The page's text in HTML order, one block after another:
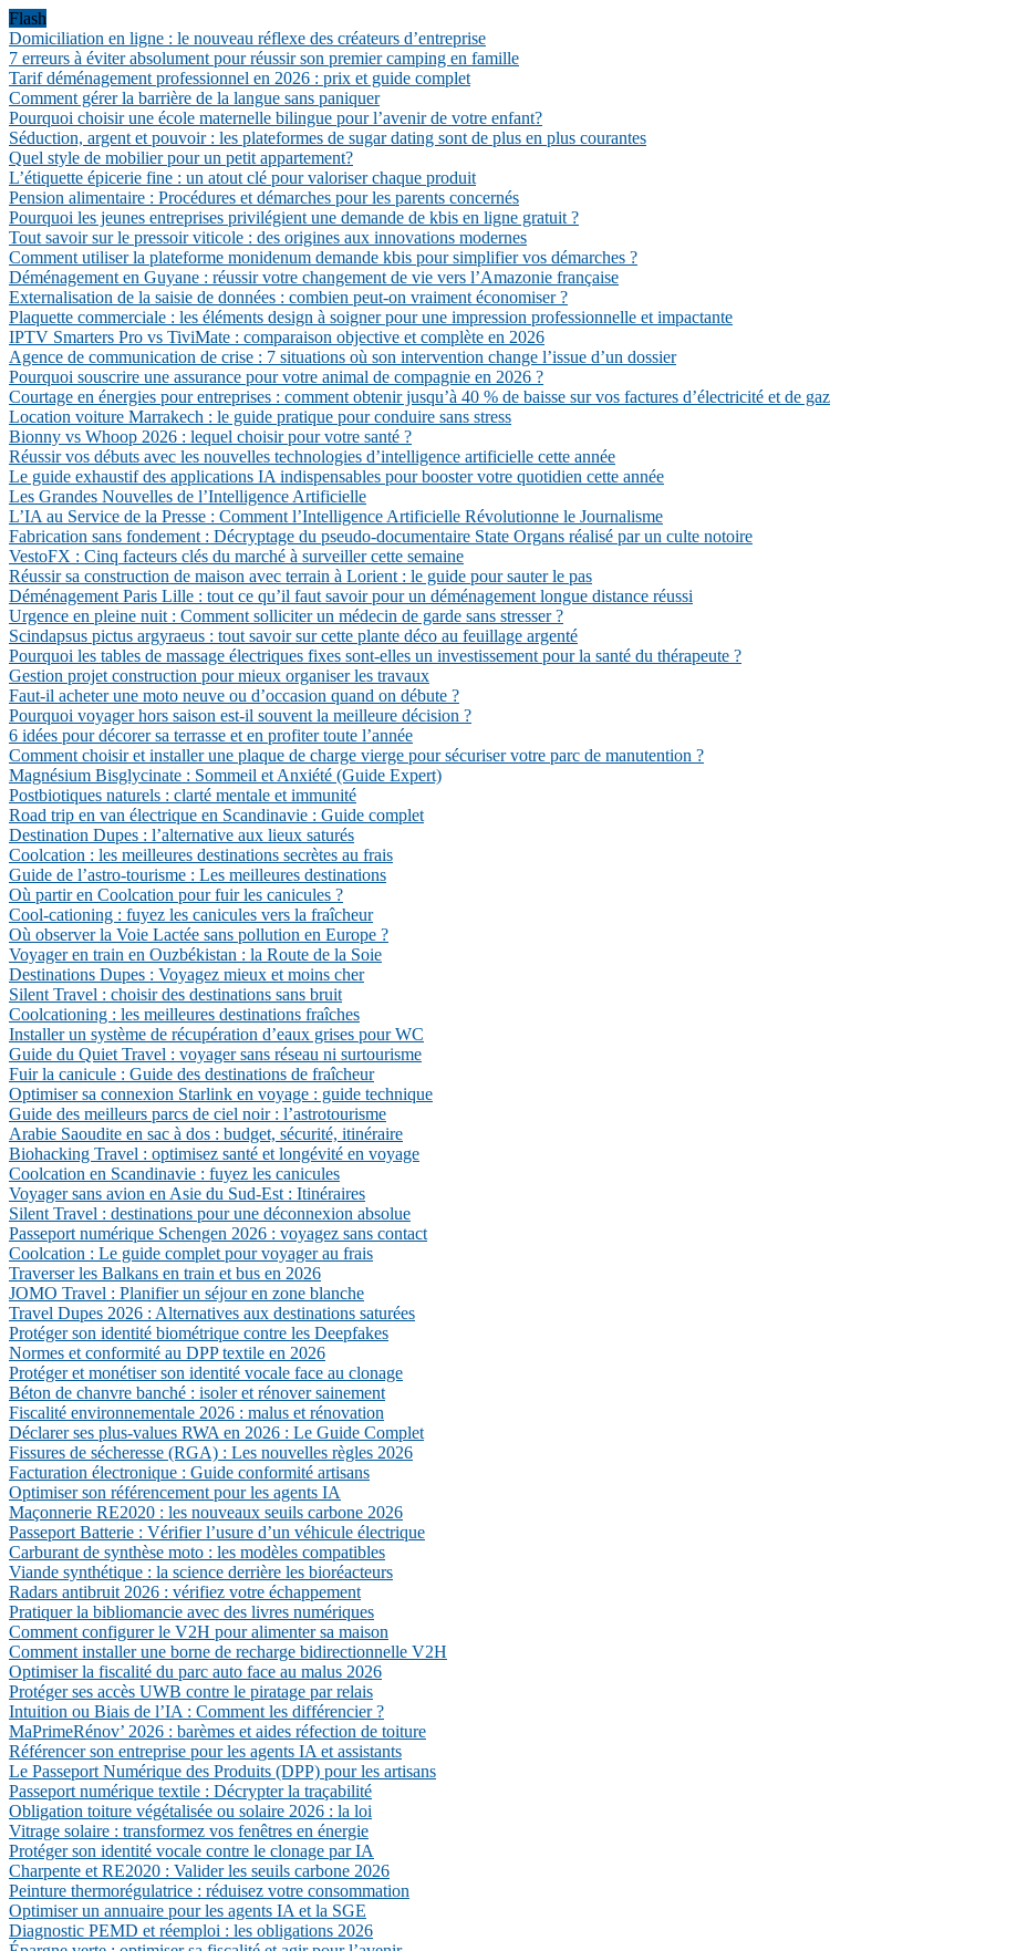
Flash
Domiciliation en ligne : le nouveau réflexe des créateurs d’entreprise
7 erreurs à éviter absolument pour réussir son premier camping en famille
Tarif déménagement professionnel en 2026 : prix et guide complet
Comment gérer la barrière de la langue sans paniquer
Pourquoi choisir une école maternelle bilingue pour l’avenir de votre enfant?
Séduction, argent et pouvoir : les plateformes de sugar dating sont de plus en plus courantes
Quel style de mobilier pour un petit appartement?
L’étiquette épicerie fine : un atout clé pour valoriser chaque produit
Pension alimentaire : Procédures et démarches pour les parents concernés
Pourquoi les jeunes entreprises privilégient une demande de kbis en ligne gratuit ?
Tout savoir sur le pressoir viticole : des origines aux innovations modernes
Comment utiliser la plateforme monidenum demande kbis pour simplifier vos démarches ?
Déménagement en Guyane : réussir votre changement de vie vers l’Amazonie française
Externalisation de la saisie de données : combien peut-on vraiment économiser ?
Plaquette commerciale : les éléments design à soigner pour une impression professionnelle et impactante
IPTV Smarters Pro vs TiviMate : comparaison objective et complète en 2026
Agence de communication de crise : 7 situations où son intervention change l’issue d’un dossier
Pourquoi souscrire une assurance pour votre animal de compagnie en 2026 ?
Courtage en énergies pour entreprises : comment obtenir jusqu’à 40 % de baisse sur vos factures d’électricité et de gaz
Location voiture Marrakech : le guide pratique pour conduire sans stress
Bionny vs Whoop 2026 : lequel choisir pour votre santé ?
Réussir vos débuts avec les nouvelles technologies d’intelligence artificielle cette année
Le guide exhaustif des applications IA indispensables pour booster votre quotidien cette année
Les Grandes Nouvelles de l’Intelligence Artificielle
L’IA au Service de la Presse : Comment l’Intelligence Artificielle Révolutionne le Journalisme
Fabrication sans fondement : Décryptage du pseudo-documentaire State Organs réalisé par un culte notoire
VestoFX : Cinq facteurs clés du marché à surveiller cette semaine
Réussir sa construction de maison avec terrain à Lorient : le guide pour sauter le pas
Déménagement Paris Lille : tout ce qu’il faut savoir pour un déménagement longue distance réussi
Urgence en pleine nuit : Comment solliciter un médecin de garde sans stresser ?
Scindapsus pictus argyraeus : tout savoir sur cette plante déco au feuillage argenté
Pourquoi les tables de massage électriques fixes sont-elles un investissement pour la santé du thérapeute ?
Gestion projet construction pour mieux organiser les travaux
Faut-il acheter une moto neuve ou d’occasion quand on débute ?
Pourquoi voyager hors saison est-il souvent la meilleure décision ?
6 idées pour décorer sa terrasse et en profiter toute l’année
Comment choisir et installer une plaque de charge vierge pour sécuriser votre parc de manutention ?
Magnésium Bisglycinate : Sommeil et Anxiété (Guide Expert)
Postbiotiques naturels : clarté mentale et immunité
Road trip en van électrique en Scandinavie : Guide complet
Destination Dupes : l’alternative aux lieux saturés
Coolcation : les meilleures destinations secrètes au frais
Guide de l’astro-tourisme : Les meilleures destinations
Où partir en Coolcation pour fuir les canicules ?
Cool-cationing : fuyez les canicules vers la fraîcheur
Où observer la Voie Lactée sans pollution en Europe ?
Voyager en train en Ouzbékistan : la Route de la Soie
Destinations Dupes : Voyagez mieux et moins cher
Silent Travel : choisir des destinations sans bruit
Coolcationing : les meilleures destinations fraîches
Installer un système de récupération d’eaux grises pour WC
Guide du Quiet Travel : voyager sans réseau ni surtourisme
Fuir la canicule : Guide des destinations de fraîcheur
Optimiser sa connexion Starlink en voyage : guide technique
Guide des meilleurs parcs de ciel noir : l’astrotourisme
Arabie Saoudite en sac à dos : budget, sécurité, itinéraire
Biohacking Travel : optimisez santé et longévité en voyage
Coolcation en Scandinavie : fuyez les canicules
Voyager sans avion en Asie du Sud-Est : Itinéraires
Silent Travel : destinations pour une déconnexion absolue
Passeport numérique Schengen 2026 : voyagez sans contact
Coolcation : Le guide complet pour voyager au frais
Traverser les Balkans en train et bus en 2026
JOMO Travel : Planifier un séjour en zone blanche
Travel Dupes 2026 : Alternatives aux destinations saturées
Protéger son identité biométrique contre les Deepfakes
Normes et conformité au DPP textile en 2026
Protéger et monétiser son identité vocale face au clonage
Béton de chanvre banché : isoler et rénover sainement
Fiscalité environnementale 2026 : malus et rénovation
Déclarer ses plus-values RWA en 2026 : Le Guide Complet
Fissures de sécheresse (RGA) : Les nouvelles règles 2026
Facturation électronique : Guide conformité artisans
Optimiser son référencement pour les agents IA
Maçonnerie RE2020 : les nouveaux seuils carbone 2026
Passeport Batterie : Vérifier l’usure d’un véhicule électrique
Carburant de synthèse moto : les modèles compatibles
Viande synthétique : la science derrière les bioréacteurs
Radars antibruit 2026 : vérifiez votre échappement
Pratiquer la bibliomancie avec des livres numériques
Comment configurer le V2H pour alimenter sa maison
Comment installer une borne de recharge bidirectionnelle V2H
Optimiser la fiscalité du parc auto face au malus 2026
Protéger ses accès UWB contre le piratage par relais
Intuition ou Biais de l’IA : Comment les différencier ?
MaPrimeRénov’ 2026 : barèmes et aides réfection de toiture
Référencer son entreprise pour les agents IA et assistants
Le Passeport Numérique des Produits (DPP) pour les artisans
Passeport numérique textile : Décrypter la traçabilité
Obligation toiture végétalisée ou solaire 2026 : la loi
Vitrage solaire : transformez vos fenêtres en énergie
Protéger son identité vocale contre le clonage par IA
Charpente et RE2020 : Valider les seuils carbone 2026
Peinture thermorégulatrice : réduisez votre consommation
Optimiser un annuaire pour les agents IA et la SGE
Diagnostic PEMD et réemploi : les obligations 2026